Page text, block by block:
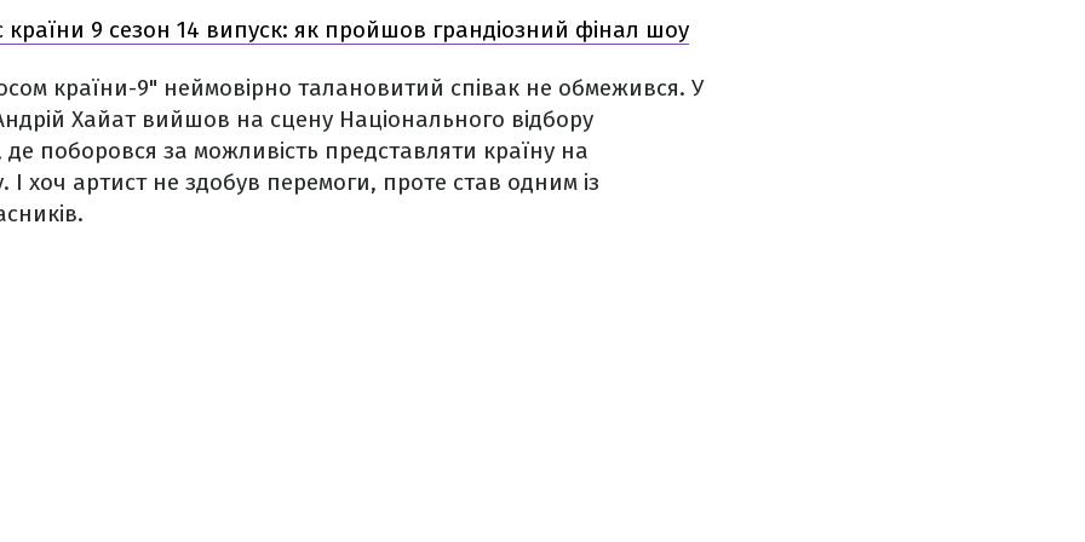
країни 9 сезон 14 випуск: як пройшов грандіозний фінал шоу
країни-9" неймовірно талановитий співак не обмежився. У
Хайат вийшов на сцену Національного відбору
поборовся за можливість представляти країну на
хоч артист не здобув перемоги, проте став одним із